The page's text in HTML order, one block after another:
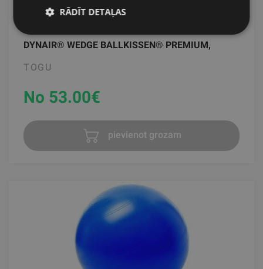
DYNAIR® WEDGE BALLKISSEN® PREMIUM,
TOGU
No 53.00€
pievienot grozam
RĀDĪT DETAĻAS